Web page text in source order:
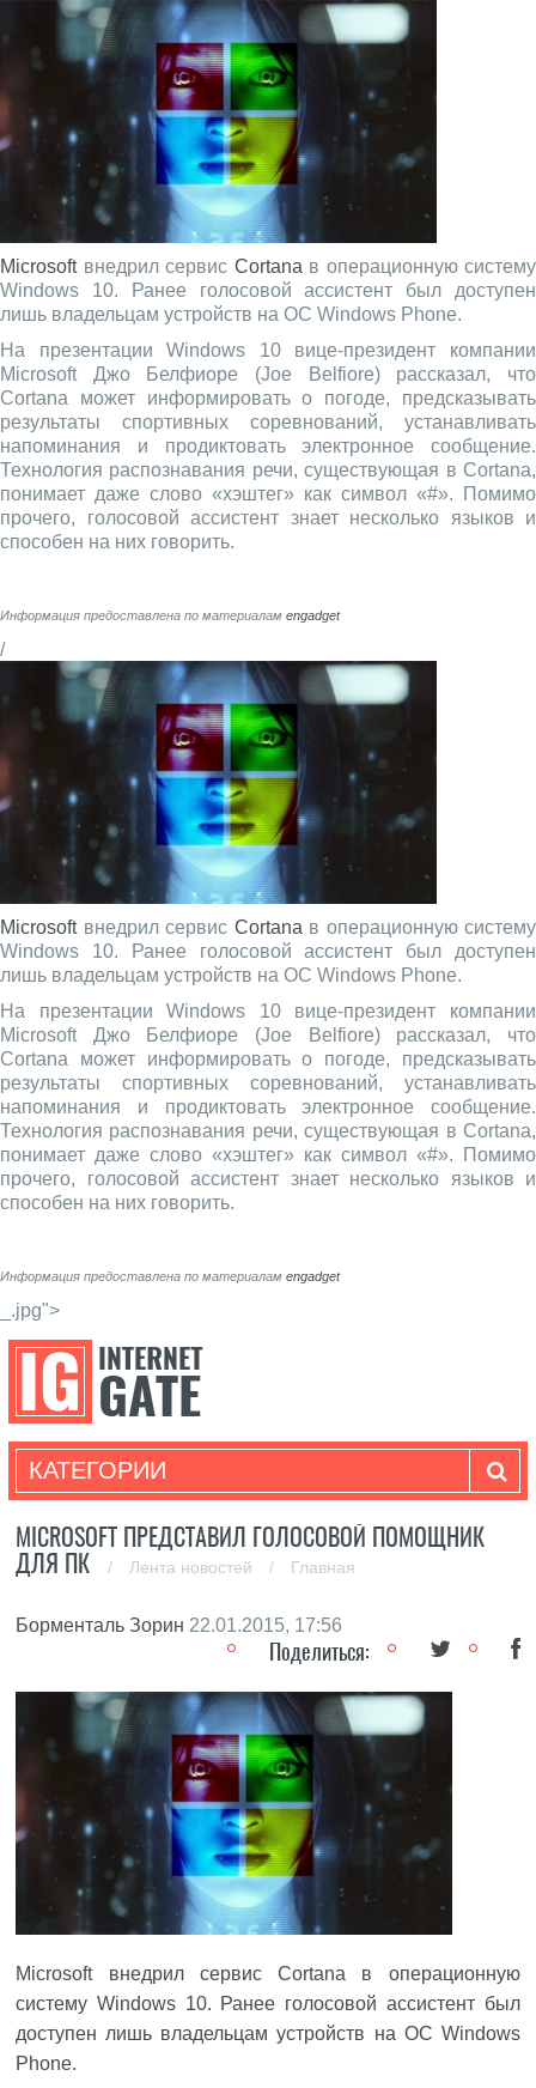
Microsoftвнедрил сервис Cortana в операционную систему
Windows 10. Ранее голосовой ассистент был доступен
лишь владельцам устройств на ОС Windows Phone.
На презентации Windows 10 вице-президент компании
Microsoft Джо Белфиоре (Joe Belfiore) рассказал, что
Cortana может информировать о погоде, предсказывать
результаты спортивных соревнований, устанавливать
напоминания и продиктовать электронное сообщение.
Технология распознавания речи, существующая в Cortana,
понимает даже слово «хэштег» как символ «#». Помимо
прочего, голосовой ассистент знает несколько языков и
способен на них говорить.
Информация предоставлена по материалам engadget
/
Microsoftвнедрил сервис Cortana в операционную систему
Windows 10. Ранее голосовой ассистент был доступен
лишь владельцам устройств на ОС Windows Phone.
На презентации Windows 10 вице-президент компании
Microsoft Джо Белфиоре (Joe Belfiore) рассказал, что
Cortana может информировать о погоде, предсказывать
результаты спортивных соревнований, устанавливать
напоминания и продиктовать электронное сообщение.
Технология распознавания речи, существующая в Cortana,
понимает даже слово «хэштег» как символ «#». Помимо
прочего, голосовой ассистент знает несколько языков и
способен на них говорить.
Информация предоставлена по материалам engadget
_.jpg">
КАТЕГОРИИ
MICROSOFT ПРЕДСТАВИЛ ГОЛОСОВОЙ ПОМОЩНИК
ДЛЯ ПК
/ Лента новостей / Главная
Борменталь Зорин 22.01.2015, 17:56
Поделиться:
Microsoftвнедрил сервисCortana в операционную
систему Windows 10. Ранее голосовой ассистент был
доступен лишь владельцам устройств на ОС Windows
Phone.